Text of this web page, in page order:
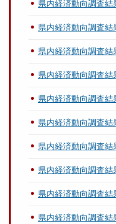
県内経済動向調査結
県内経済動向調査結
県内経済動向調査結
県内経済動向調査結
県内経済動向調査結
県内経済動向調査結
県内経済動向調査結
県内経済動向調査結
県内経済動向調査結
県内経済動向調査結